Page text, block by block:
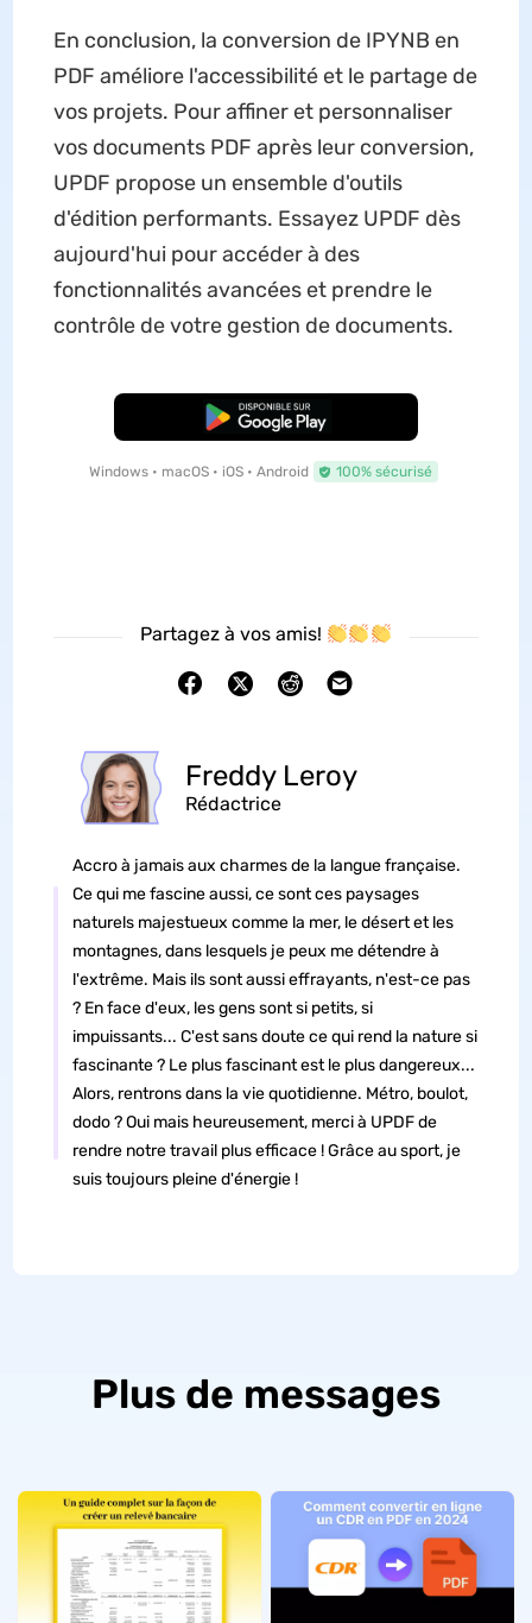
En conclusion, la conversion de IPYNB en
PDF améliore l'accessibilité et le partage de
vos projets. Pour affiner et personnaliser
vos documents PDF après leur conversion,
UPDF propose un ensemble d'outils
d'édition performants. Essayez UPDF dès
aujourd'hui pour accéder à des
fonctionnalités avancées et prendre le
contrôle de votre gestion de documents.
TÉLÉCHARGER
Windows • macOS • iOS • Android 100% sécurisé
Partagez à vos amis!
Freddy Leroy
Rédactrice
Accro à jamais aux charmes de la langue française.
Ce qui me fascine aussi, ce sont ces paysages
naturels majestueux comme la mer, le désert et les
montagnes, dans lesquels je peux me détendre à
l'extrême. Mais ils sont aussi effrayants, n'est-ce pas
? En face d'eux, les gens sont si petits, si
impuissants... C'est sans doute ce qui rend la nature si
fascinante ? Le plus fascinant est le plus dangereux...
Alors, rentrons dans la vie quotidienne. Métro, boulot,
dodo ? Oui mais heureusement, merci à UPDF de
rendre notre travail plus efficace ! Grâce au sport, je
suis toujours pleine d'énergie !
Plus de messages